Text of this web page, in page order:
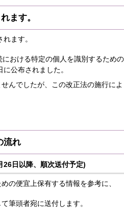
ます。
ます。
おける特定の個人を識別するため
に公布されました。
んでしたが、この改正法の施行に
流れ
26日以降、順次送付予定)
の便宜上保有する情報を参考に、
て筆頭者宛に送付します。